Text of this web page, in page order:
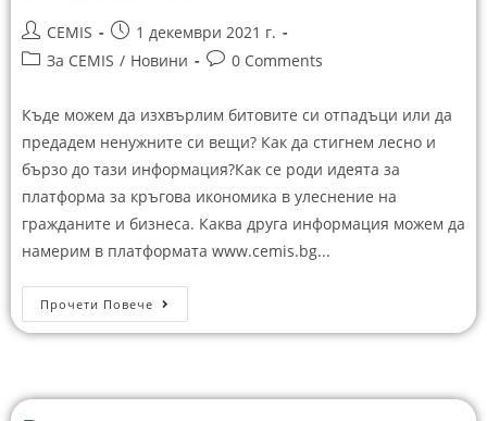
CEMIS
1 декември 2021 г.
За CEMIS / Новини 0 Comments
Къде можем да изхвърлим битовите си отпадъци или да
предадем ненужните си вещи? Как да стигнем лесно и
бързо до тази информация?Как се роди идеята за
платформа за кръгова икономика в улеснение на
гражданите и бизнеса. Каква друга информация можем да
намерим в платформата www.cemis.bg...
Прочети Повече